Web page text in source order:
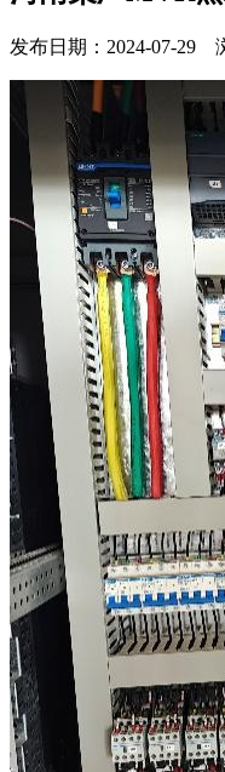
发布日期：2024-07-29